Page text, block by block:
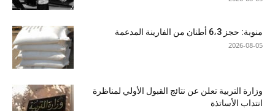
منوبة: حجز 6،3 أطنان من الفارينة المدعمة
2026-08-05
وزارة التربية تعلن عن نتائج القبول الأولي لمناظرة
انتداب الأساتذة